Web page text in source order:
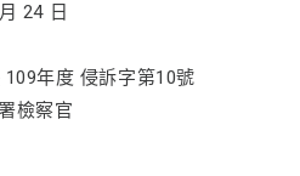
24 日
年度 侵訴字第10號
檢察官